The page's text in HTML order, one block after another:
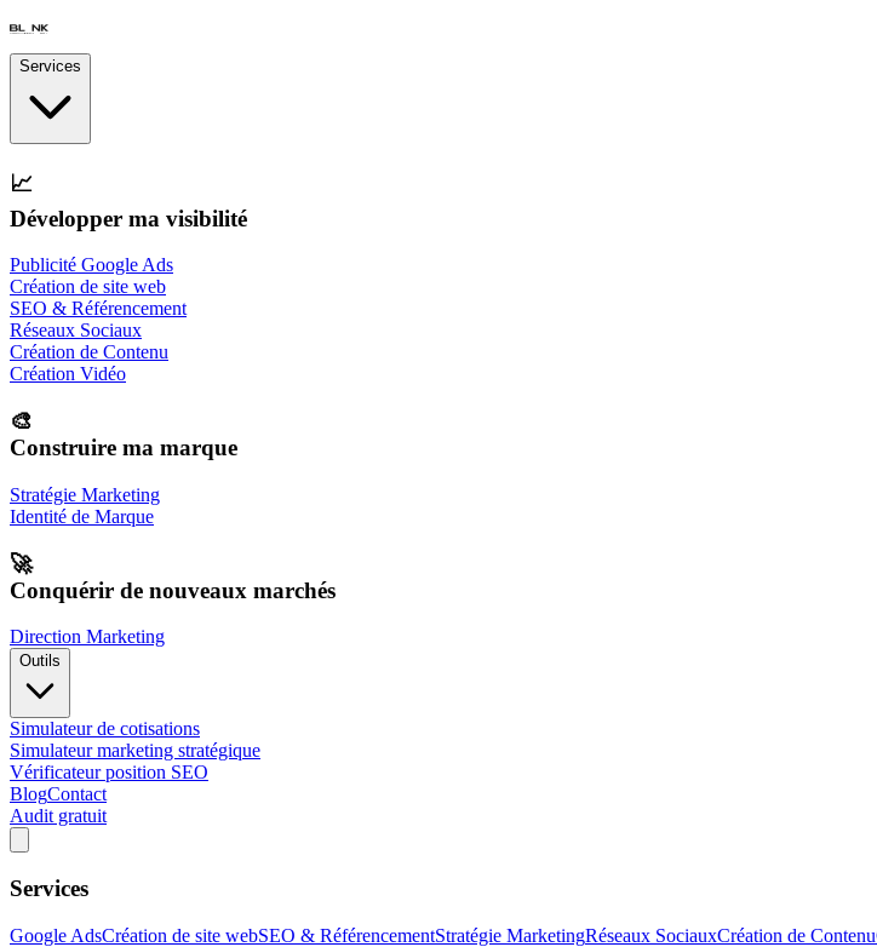
Services
📈
Développer ma visibilité
Publicité Google Ads
Création de site web
SEO & Référencement
Réseaux Sociaux
Création de Contenu
Création Vidéo
🎨
Construire ma marque
Stratégie Marketing
Identité de Marque
🚀
Conquérir de nouveaux marchés
Direction Marketing
Outils
Simulateur de cotisations
Simulateur marketing stratégique
Vérificateur position SEO
BlogContact
Audit gratuit
Services
Google AdsCréation de site webSEO & RéférencementStratégie MarketingRéseaux SociauxCréation de Contenu